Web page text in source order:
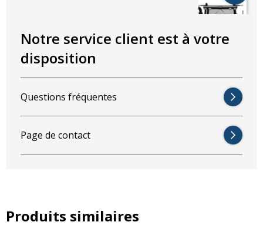
Largeur : 114mm
Hauteur : 155mm
Diamètre: 114mm
Profondeur : 40mm
Branchement :
Rouge: positif
Noir : négatif
Ce phare est idéal pour :
Notre service client est à votre
disposition
Questions fréquentes
Page de contact
Produits similaires